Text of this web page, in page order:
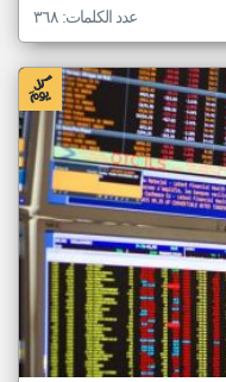
عدد الكلمات: ٣٦٨